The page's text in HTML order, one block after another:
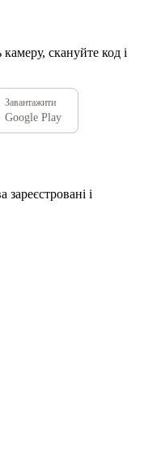
камеру, скануйте код і
Завантажити
Google Play
і